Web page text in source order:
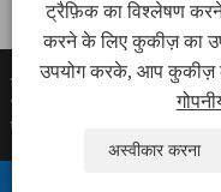
ट्रैफ़िक का विश्लेषण
करने के लिए कुकीज़ का
उपयोग करके, आप कुकीज़
अस्वीकार करना
कॉपीराइट © 2022 ज़ियामेन
टेक्नोलॉजी कं, लिमिटेड सभी
पेलेट इग्निटर्स राइट्स आरक्षित।